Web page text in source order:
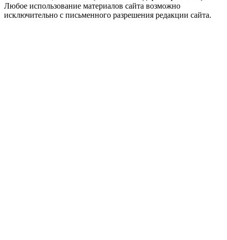
Любое использование материалов сайта возможно
исключительно с письменного разрешения редакции сайта.